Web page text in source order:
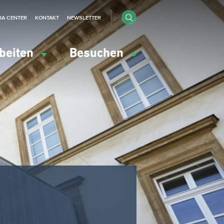
Besuchen
CENTER KONTAKT NEWSLETTER